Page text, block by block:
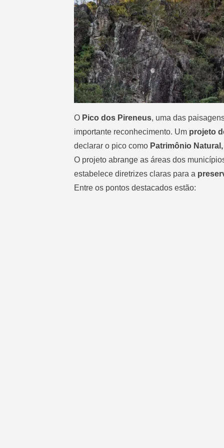
O Pico dos Pireneus, uma das
importante reconhecimento. Um projeto
declarar o pico como Patrimônio
O projeto abrange as áreas dos
estabelece diretrizes claras para a
Entre os pontos destacados estão: